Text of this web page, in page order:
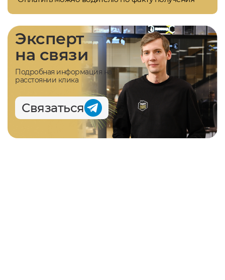
Эксперт
на связи
Подробная информация на
расстоянии клика
Связаться